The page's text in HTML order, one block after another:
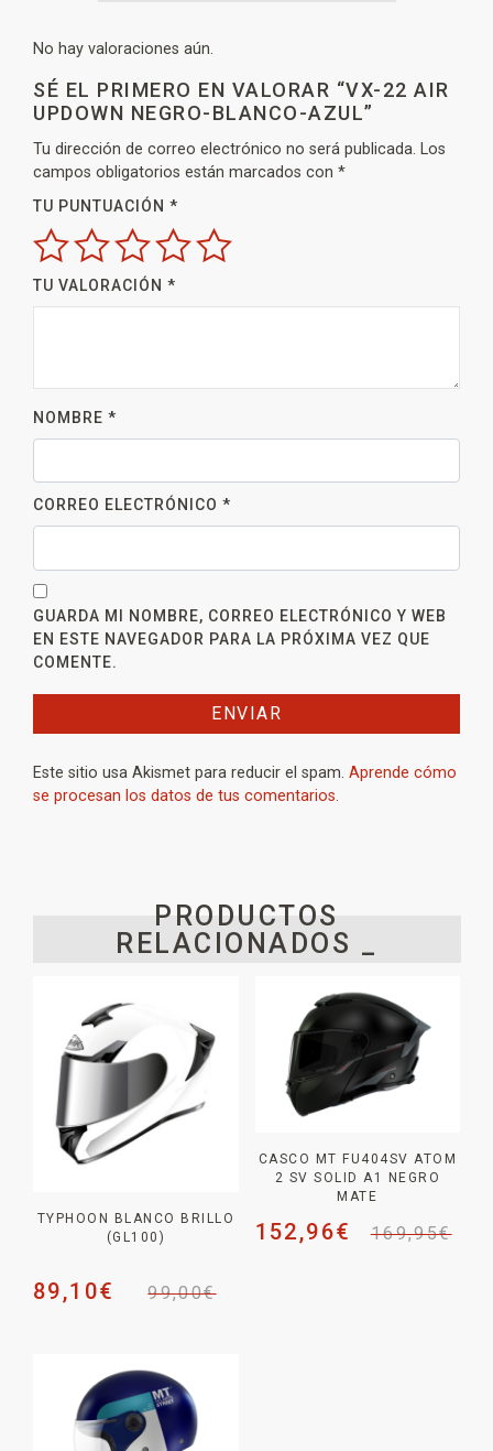
No hay valoraciones aún.
SÉ EL PRIMERO EN VALORAR “VX-22 AIR
UPDOWN NEGRO-BLANCO-AZUL”
Tu dirección de correo electrónico no será publicada. Los
campos obligatorios están marcados con *
TU PUNTUACIÓN *
TU VALORACIÓN *
NOMBRE *
CORREO ELECTRÓNICO *
GUARDA MI NOMBRE, CORREO ELECTRÓNICO Y WEB
EN ESTE NAVEGADOR PARA LA PRÓXIMA VEZ QUE
COMENTE.
Este sitio usa Akismet para reducir el spam. Aprende cómo
se procesan los datos de tus comentarios.
PRODUCTOS
RELACIONADOS _
TYPHOON BLANCO BRILLO
(GL100)
99,00€
89,10€
CASCO MT FU404SV ATOM
2 SV SOLID A1 NEGRO
MATE
169,95€
152,96€